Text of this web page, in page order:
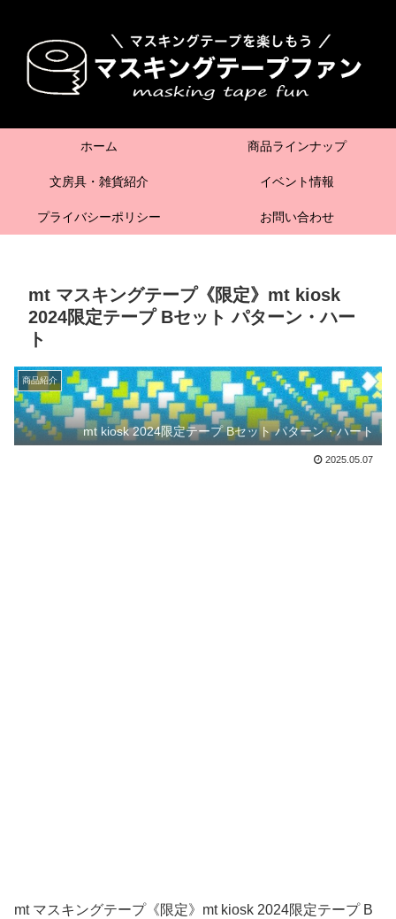
ホーム 商品ラインナップ
文房具・雑貨紹介 イベント情報
プライバシーポリシー お問い合わせ
mt マスキングテープ《限定》mt kiosk
2024限定テープ Bセット パターン・ハー
ト
商品紹介
mt kiosk 2024限定テープ Bセット パターン・ハート
2025.05.07
mt マスキングテープ《限定》mt kiosk 2024限定テープ B